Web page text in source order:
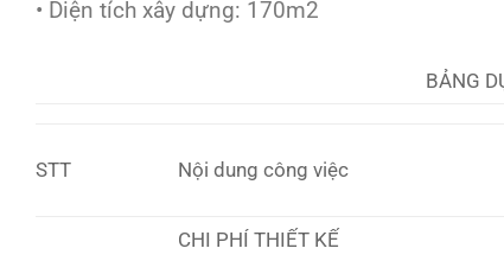
• Diện tích xây dựng: 170m2
BẢNG
STT Nội dung công việc
CHI PHÍ THIẾT KẾ